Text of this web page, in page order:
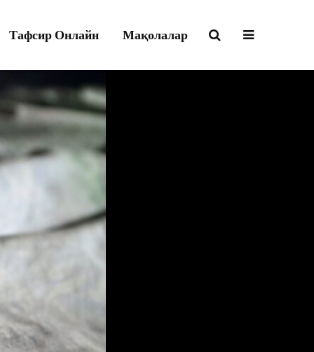
Тафсир Онлайн Мақолалар